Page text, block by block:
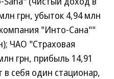
грн, убыток 4,94 млн
"Инто-Сана""
ЧАО "Страховая
грн, прибыль 14,91
в себя один стационар,